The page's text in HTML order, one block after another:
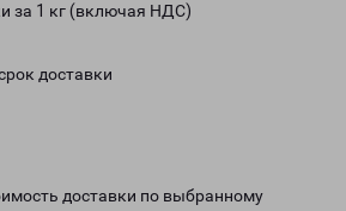
за 1 кг (включая НДС)
доставки
доставки по выбранному